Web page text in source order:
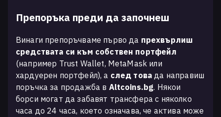
Препоръка преди да започнеш
Винаги препоръчваме първо да прехвърлиш
средствата си към собствен портфейл
(например Trust Wallet, MetaMask или
хардуерен портфейл), а след това да направиш
поръчка за продажба в Altcoins.bg. Някои
борси могат да забавят трансфера с няколко
часа до 24 часа, което означава, че актива може